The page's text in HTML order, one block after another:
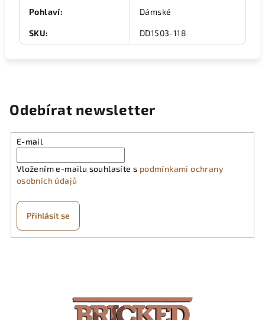
Pohlaví: Dámské
SKU: DD1503-118
Odebírat newsletter
E-mail
Vložením e-mailu souhlasíte s podmínkami ochrany
osobních údajů
Přihlásit se